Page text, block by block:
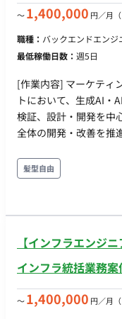
運用上の希望条件を
計画）と近似解法（メ
フを、問題規模と応答
適化：当日の急な欠員
を最小化しながら秒〜
化、変更理由の説明可
育の配置基準のような
計で吸収し、介護・医
に抽象化します。 ■開発環境 ・バックエンド：Scala（現行
Scala 2 / Play / Slick /
・フロントエンド：
いただきます ・イン
て フルリモート（ご希
す） ■働き方 ・稼働日数：週5日（月〜金） ・稼働時間：目安
10:00～19:00（実働8時間
〜1,400,000 円／月
職種： バックエンドエンジ
最低稼働日数： 週5日
[作業内容] マーケティ
トにおいて、生成AI・
検証、設計・開発を中
全体の開発・改善を推
設計、実装および業務
て、Snowflakeを中心
用についても、プロ
本ポジションでは、AI
方針の策定まで主体的
います。 [ロール] テッ
発・チームリードを担
髪型自由
【インフラエンジ
インフラ統括業務案
〜1,400,000 円／月